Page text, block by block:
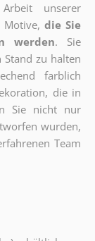
unserer
Motive, die Sie
werden. Sie
zu halten
farblich
die in
Sie nicht nur
wurden,
Team